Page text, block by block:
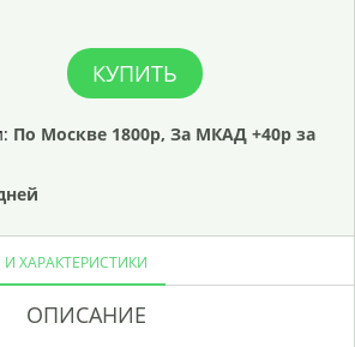
КУПИТЬ
По Москве 1800р, За МКАД +40р за
ХАРАКТЕРИСТИКИ
ОПИСАНИЕ